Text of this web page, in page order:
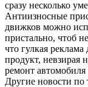
сразу несколько
Антиизносные
движков можно
пристально, чтоб
что гулкая реклама
продукт, невзирая
ремонт автомобиля
Другие новости по